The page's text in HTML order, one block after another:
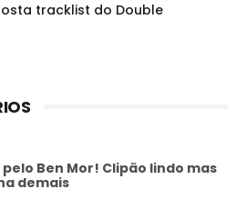
tracklist do Double
Ben Mor! Clipão lindo mas
demais